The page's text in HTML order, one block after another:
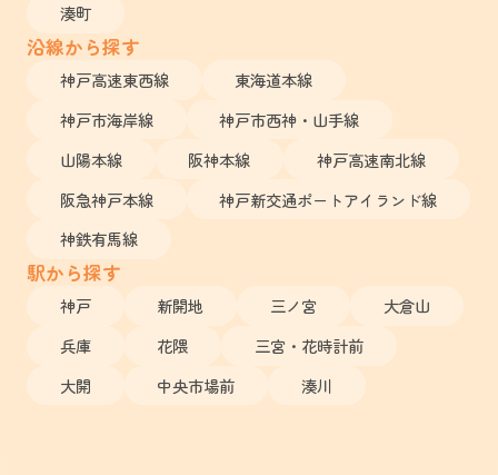
湊町
沿線から探す
神戸高速東西線
東海道本線
神戸市海岸線
神戸市西神・山手線
山陽本線
阪神本線
神戸高速南北線
阪急神戸本線
神戸新交通ポートアイランド線
神鉄有馬線
駅から探す
神戸 新開地 三ノ宮
大倉山
兵庫
花隈
三宮・花時計前
大開
中央市場前 湊川